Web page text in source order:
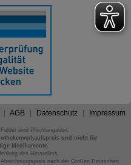
AGB Datenschutz Impressum
sind Pflichtangaben.
und nicht für
Medikamente.
des Herstellers.
nach der Großen Deutschen